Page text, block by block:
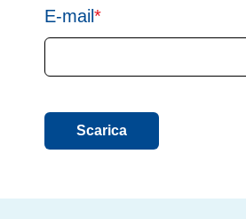
E-mail*
Scarica